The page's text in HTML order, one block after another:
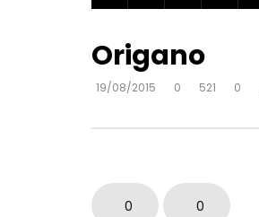
Origano
19/08/2015 0 521 0
0 0